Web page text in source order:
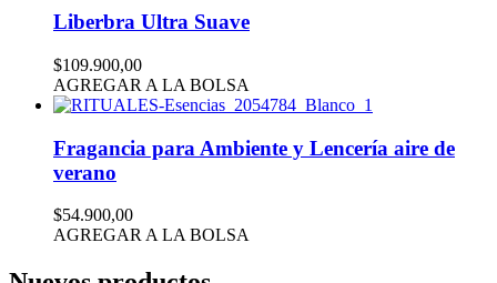
Liberbra Ultra Suave
$109.900,00
AGREGAR A LA BOLSA
Fragancia para Ambiente y Lencería aire de
verano
$54.900,00
AGREGAR A LA BOLSA